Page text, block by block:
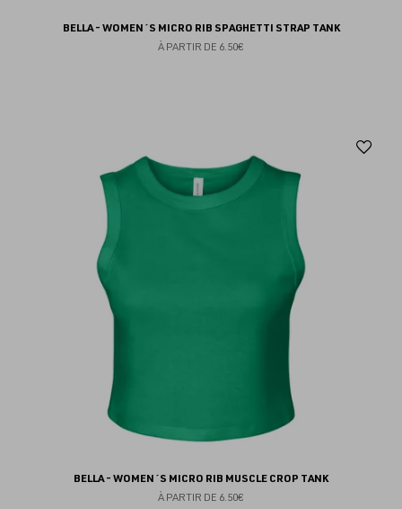
BELLA - WOMEN´S MICRO RIB SPAGHETTI STRAP TANK
À PARTIR DE 6.50€
BELLA - WOMEN´S MICRO RIB MUSCLE CROP TANK
À PARTIR DE 6.50€